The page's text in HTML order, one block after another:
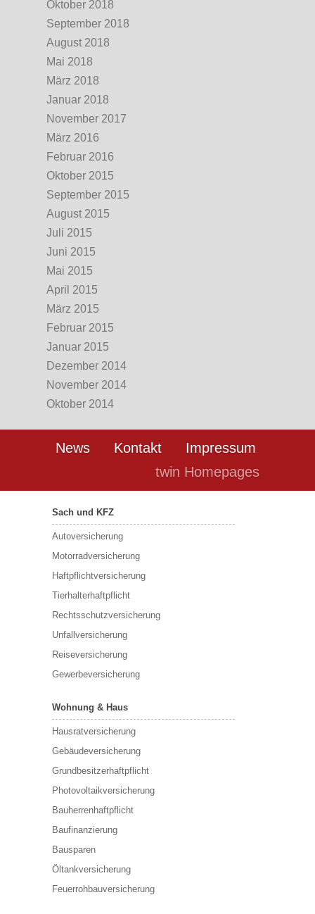
Oktober 2018
September 2018
August 2018
Mai 2018
März 2018
Januar 2018
November 2017
März 2016
Februar 2016
Oktober 2015
September 2015
August 2015
Juli 2015
Juni 2015
Mai 2015
April 2015
März 2015
Februar 2015
Januar 2015
Dezember 2014
November 2014
Oktober 2014
News Kontakt
Impressum
twin Homepages
Sach und KFZ
Autoversicherung
Motorradversicherung
Haftpflichtversicherung
Tierhalterhaftpflicht
Rechtsschutzversicherung
Unfallversicherung
Reiseversicherung
Gewerbeversicherung
Wohnung & Haus
Hausratversicherung
Gebäudeversicherung
Grundbesitzerhaftpflicht
Photovoltaikversicherung
Bauherrenhaftpflicht
Baufinanzierung
Bausparen
Öltankversicherung
Feuerrohbauversicherung